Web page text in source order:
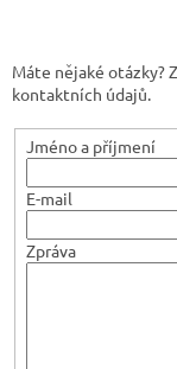
Máte nějaké otázky?
kontaktních údajů.
Jméno a příjmení
E-mail
Zpráva